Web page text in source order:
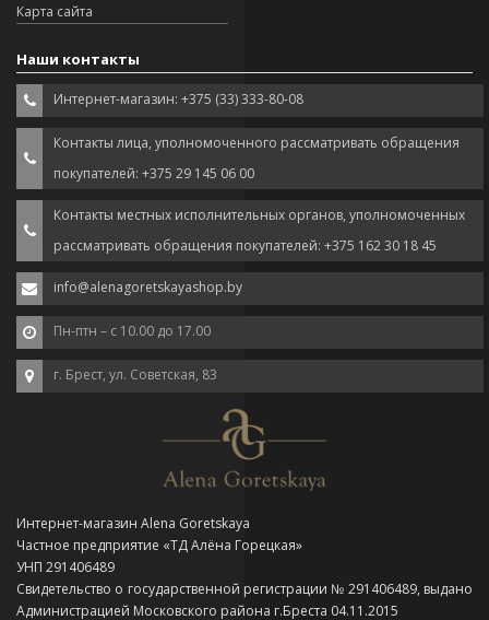
Карта сайта
Наши контакты
Интернет-магазин: +375 (33) 333-80-08
Контакты лица, уполномоченного рассматривать обращения
покупателей: +375 29 145 06 00
Контакты местных исполнительных органов, уполномоченных
рассматривать обращения покупателей: +375 162 30 18 45
info@alenagoretskayashop.by
Пн-птн – с 10.00 до 17.00
г. Брест, ул. Советская, 83
Интернет-магазин Alena Goretskaya
Частное предприятие «ТД Алёна Горецкая»
УНП 291406489
Свидетельство о государственной регистрации № 291406489, выдано
Администрацией Московского района г.Бреста 04.11.2015